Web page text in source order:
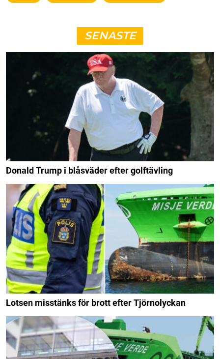
SENASTE
Donald Trump i blåsväder efter golftävling
Lotsen misstänks för brott efter Tjörnolyckan